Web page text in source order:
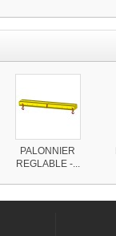
PALONNIER
REGLABLE -...